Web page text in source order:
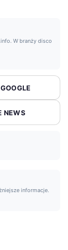
W branży disco
NEWS
informacje.